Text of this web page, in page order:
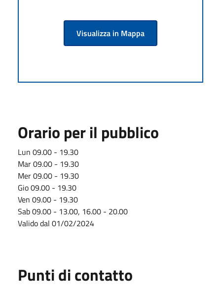
Visualizza in Mappa
Orario per il pubblico
Lun 09.00 - 19.30
Mar 09.00 - 19.30
Mer 09.00 - 19.30
Gio 09.00 - 19.30
Ven 09.00 - 19.30
Sab 09.00 - 13.00, 16.00 - 20.00
Valido dal 01/02/2024
Punti di contatto